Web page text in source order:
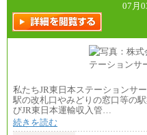
07月
私たちJR東日本ステーションサ
駅の改札口やみどりの窓口等の
びJR東日本運輸収入管…
続きを読む